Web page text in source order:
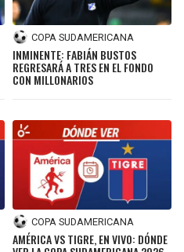
COPA SUDAMERICANA
INMINENTE: FABIÁN BUSTOS
REGRESARÁ A TRES EN EL FONDO
CON MILLONARIOS
COPA SUDAMERICANA
AMÉRICA VS TIGRE, EN VIVO: DÓNDE